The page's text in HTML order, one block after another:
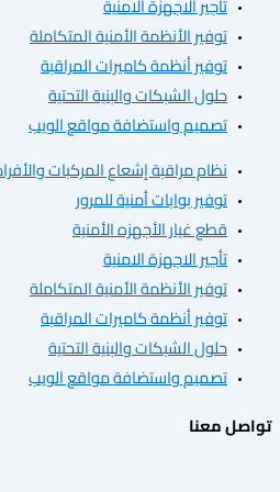
الأنظمة الأمنية المتكاملة
أنظمة كاميرات المراقبة
والبنية التحتية
واستضافة مواقع الويب
مراقبة إشعاع المركبات والأفراد
بوابات أمنية للمرور
الأجهزه الأمنية
الاجهزة الامنية
الأنظمة الأمنية المتكاملة
أنظمة كاميرات المراقبة
والبنية التحتية
واستضافة مواقع الويب